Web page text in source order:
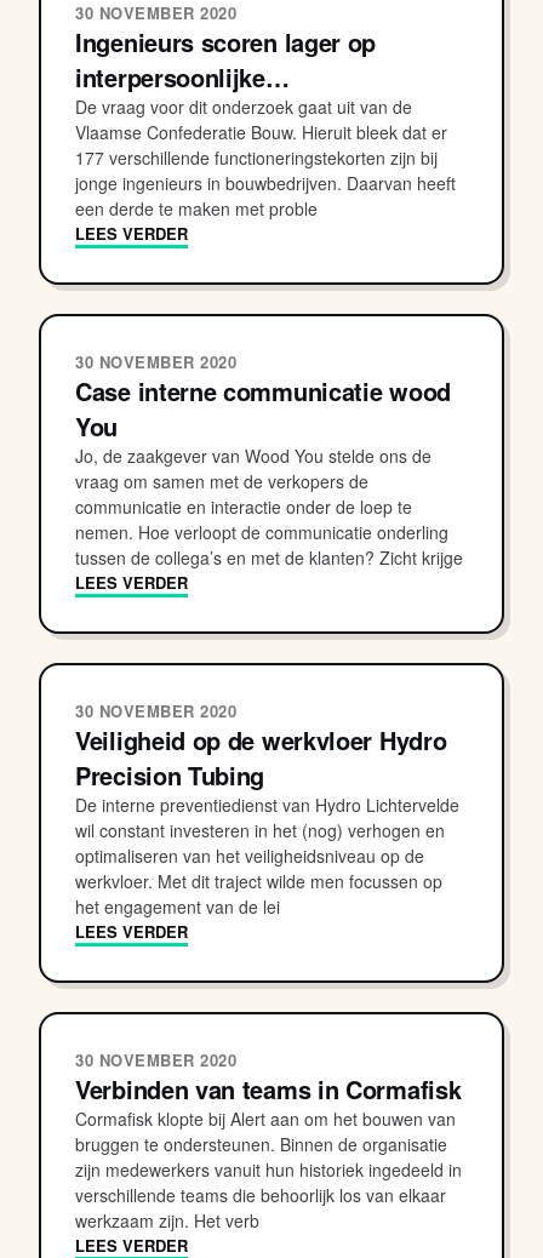
30 NOVEMBER 2020
Ingenieurs scoren lager op
interpersoonlijke…
De vraag voor dit onderzoek gaat uit van de
Vlaamse Confederatie Bouw. Hieruit bleek dat er
177 verschillende functioneringstekorten zijn bij
jonge ingenieurs in bouwbedrijven. Daarvan heeft
een derde te maken met proble
LEES VERDER
30 NOVEMBER 2020
Case interne communicatie wood
You
Jo, de zaakgever van Wood You stelde ons de
vraag om samen met de verkopers de
communicatie en interactie onder de loep te
nemen. Hoe verloopt de communicatie onderling
tussen de collega’s en met de klanten? Zicht krijge
LEES VERDER
30 NOVEMBER 2020
Veiligheid op de werkvloer Hydro
Precision Tubing
De interne preventiedienst van Hydro Lichtervelde
wil constant investeren in het (nog) verhogen en
optimaliseren van het veiligheidsniveau op de
werkvloer. Met dit traject wilde men focussen op
het engagement van de lei
LEES VERDER
30 NOVEMBER 2020
Verbinden van teams in Cormafisk
Cormafisk klopte bij Alert aan om het bouwen van
bruggen te ondersteunen. Binnen de organisatie
zijn medewerkers vanuit hun historiek ingedeeld in
verschillende teams die behoorlijk los van elkaar
werkzaam zijn. Het verb
LEES VERDER